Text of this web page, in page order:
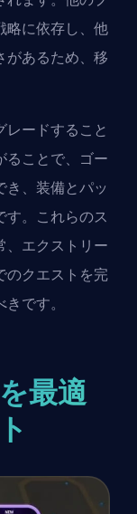
略に依存し、他
があるため、移
ードすること
ることで、ゴー
、装備とパッ
す。これらのス
、エクストリー
のクエストを完
です。
最適